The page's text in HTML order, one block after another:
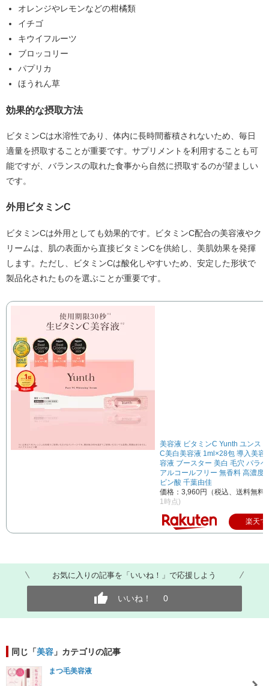
オレンジやレモンなどの柑橘類
イチゴ
キウイフルーツ
ブロッコリー
パプリカ
ほうれん草
効果的な摂取方法
ビタミンCは水溶性であり、体内に長時間蓄積されないため、毎日
適量を摂取することが重要です。サプリメントを利用することも可
能ですが、バランスの取れた食事から自然に摂取するのが望ましい
です。
外用ビタミンC
ビタミンCは外用としても効果的です。ビタミンC配合の美容液やク
リームは、肌の表面から直接ビタミンCを供給し、美肌効果を発揮
します。ただし、ビタミンCは酸化しやすいため、安定した形状で
製品化されたものを選ぶことが重要です。
美容液 ビタミンC Yunth ユンス
C美白美容液 1ml×28包 導入美容
容液 ブースター 美白 毛穴 パラ
アルコールフリー 無香料 高濃度
ビン酸 千葉由佳
価格：3,960円（税込、送料無料)
1時点)
楽天で
お気に入りの記事を「いいね！」で応援しよう
いいね！ 0
同じ「美容 」カテゴリの記事
まつ毛美容液